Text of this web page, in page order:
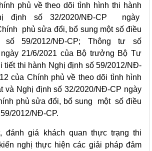
phủ về theo dõi tình hình thi hành
định số 32/2020/NĐ-CP ngày
phủ sửa đổi, bổ sung một số điều
59/2012/NĐ-CP; Thông tư số
ngày 21/6/2021 của Bộ trưởng Bộ Tư
tiết thi hành Nghị định số 59/2012/NĐ-
của Chính phủ về theo dõi tình hình
và Nghị định số 32/2020/NĐ-CP ngày
phủ sửa đổi, bổ sung một số điều
2012/NĐ-CP.
đánh giá khách quan thực trạng thi
nghị thực hiện các giải pháp đảm